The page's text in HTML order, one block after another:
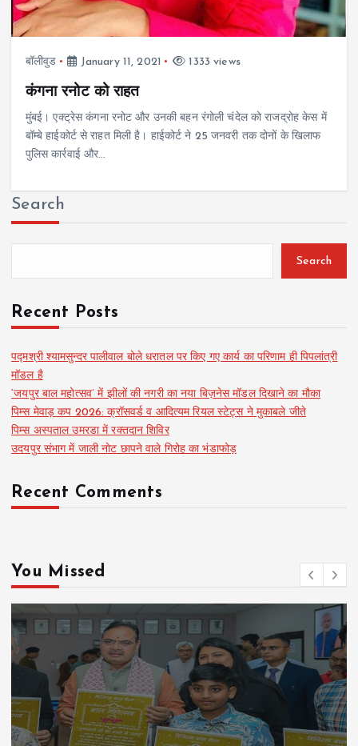
बॉलीवुड January 11, 2021 1333 views
कंगना रनोट को राहत
मुंबई। एक्ट्रेस कंगना रनोट और उनकी बहन रंगोली चंदेल को राजद्रोह केस में
बॉम्बे हाईकोर्ट से राहत मिली है। हाईकोर्ट ने 25 जनवरी तक दोनों के खिलाफ
पुलिस कार्रवाई और…
Search
Search
Recent Posts
पद्मश्री श्यामसुन्दर पालीवाल बोले धरातल पर किए गए कार्य का परिणाम ही पिपलांत्री
मॉडल है
‘जयपुर बाल महोत्सव’ में झीलों की नगरी का नया बिज़नेस मॉडल दिखाने का मौका
पिम्स मेवाड़ कप 2026: क्रॉसवर्ड व आदित्यम रियल स्टेट्स ने मुकाबले जीते
पिम्स अस्पताल उमरडा में रक्तदान शिविर
उदयपुर संभाग में जाली नोट छापने वाले गिरोह का भंडाफोड़
Recent Comments
You Missed